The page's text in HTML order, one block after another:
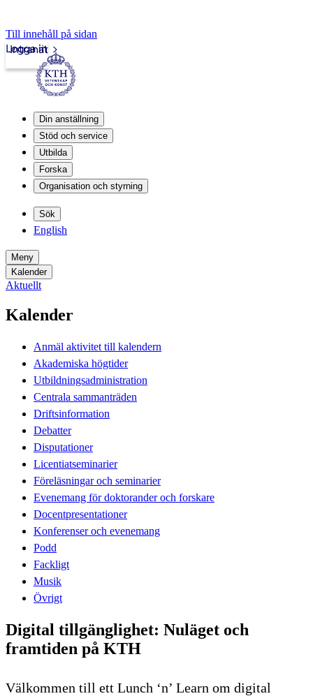
Till innehåll på sidan
Intranät
Logga in
Din anställning
Stöd och service
Utbilda
Forska
Organisation och styrning
Sök
English
Meny
Kalender
Aktuellt
Kalender
Anmäl aktivitet till kalendern
Akademiska högtider
Utbildningsadministration
Centrala sammanträden
Driftsinformation
Debatter
Disputationer
Licentiatseminarier
Föreläsningar och seminarier
Evenemang för doktorander och forskare
Docentpresentationer
Konferenser och evenemang
Podd
Fackligt
Musik
Övrigt
Digital tillgänglighet: Nuläget och
framtiden på KTH
Välkommen till ett Lunch ‘n’ Learn om digital